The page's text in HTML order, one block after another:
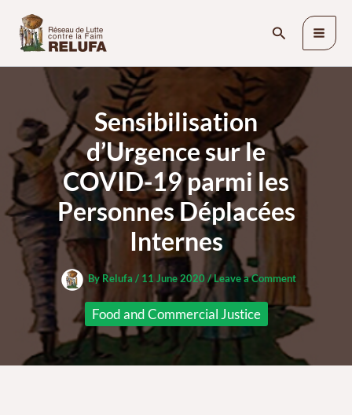
content
Search
Sensibilisation
d’Urgence sur le
COVID-19 parmi les
Personnes Déplacées
Internes
By Relufa / 11 June 2020/Leave a Comment
Food and Commercial Justice